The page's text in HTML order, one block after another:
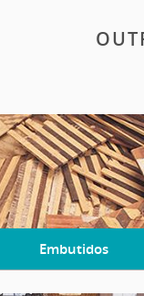
Embutidos